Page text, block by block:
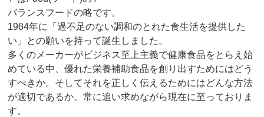
バランスフードの略です。
1984年に「過不足のない調和のとれた食生活を提供した
い」との願いを持って誕生しました。
多くのメーカーがビジネス至上主義で健康食品をとらえ始
めている中、優れた栄養補助食品を創り出すためにはどう
すべきか。そしてそれを正しく伝えるためにはどんな方法
が適切であるか。常に追い求めながら現在に至っておりま
す。